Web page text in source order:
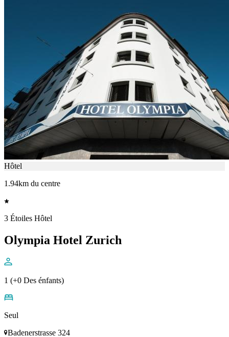
Hôtel
1.94km du centre
3 Étoiles Hôtel
Olympia Hotel Zurich
1 (+0 Des énfants)
Seul
Badenerstrasse 324